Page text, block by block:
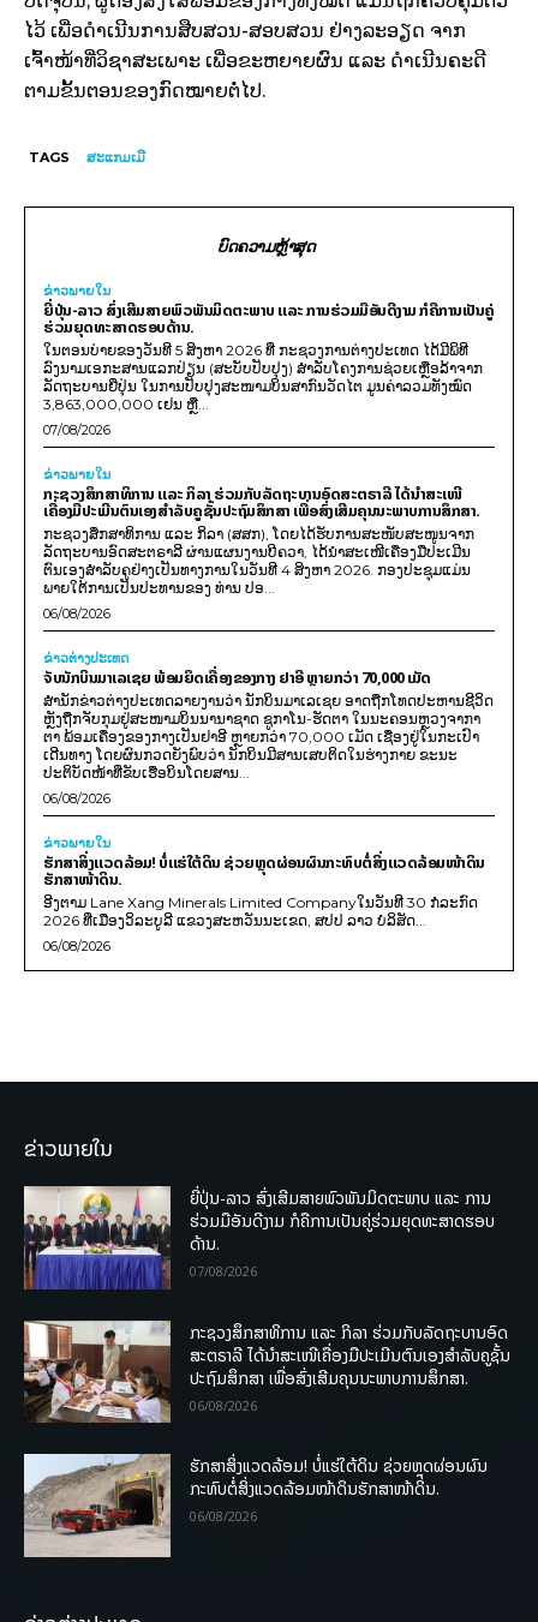
ໄວ້ ເພື່ອດຳເນີນການສືບສວນ-ສອບສວນ ຢ່າງລະອຽດ ຈາກ
ເຈົ້າໜ້າທີ່ວິຊາສະເພາະ ເພື່ອຂະຫຍາຍຜົນ ແລະ ດຳເນີນຄະດີ
ຕາມຂັ້ນຕອນຂອງກົດໝາຍຕໍ່ໄປ.
TAGS ສະແກມເມີ
ບົດຄວາມຫຼ້າສຸດ
ຂ່າວພາຍ​ໃນ
ຍີ່ປຸ່ນ-ລາວ ສົ່ງເສີມສາຍພົວພັນມິດຕະພາບ ແລະ ການຮ່ວມມືອັນດີງາມ ກໍຄືການເປັນຄູ່
ຮ່ວມຍຸດທະສາດຮອບດ້ານ.
ໃນຕອນບ່າຍຂອງວັນທີ 5 ສິງຫາ 2026 ທີ່ ກະຊວງການຕ່າງປະເທດ ໄດ້ມີພິທີ
ລົງນາມເອກະສານແລກປ່ຽນ (ສະບັບປັບປຸງ) ສໍາລັບໂຄງການຊ່ວຍເຫຼືອລ້າຈາກ
ລັດຖະບານຍີ່ປຸ່ນ ໃນການປັບປຸງສະໜາມບິນສາກົນວັດໄຕ ມູນຄ່າລວມທັງໝົດ
3,863,000,000 ເຢນ ຫຼື...
07/08/2026
ຂ່າວພາຍ​ໃນ
ກະຊວງສຶກສາທິການ ແລະ ກິລາ ຮ່ວມກັບລັດຖະບານອົດສະຕຣາລີ ໄດ້ນຳສະເໜີ
ເຄື່ອງມືປະເມີນຕົນເອງສຳລັບຄູຊັ້ນປະຖົມສຶກສາ ເພື່ອສົ່ງເສີມຄຸນນະພາບການສຶກສາ.
ກະຊວງສຶກສາທິການ ແລະ ກິລາ (ສສກ), ໂດຍໄດ້ຮັບການສະໜັບສະໜູນຈາກ
ລັດຖະບານອົດສະຕຣາລີ ຜ່ານແຜນງານບີຄວາ, ໄດ້ນຳສະເໜີເຄື່ອງມືປະເມີນ
ຕົນເອງສຳລັບຄູຢ່າງເປັນທາງການໃນວັນທີ 4 ສິງຫາ 2026. ກອງປະຊຸມແມ່ນ
ພາຍໃຕ້ການເປັນປະທານຂອງ ທ່ານ ປອ...
06/08/2026
ຂ່າວຕ່າງປະເທດ
ຈັບນັກບິນມາເລເຊຍ ພ້ອມຍຶດເຄື່ອງຂອງກາງ ຢາອີ ຫຼາຍກວ່າ 70,000 ເມັດ
ສຳນັກຂ່າວຕ່າງປະເທດລາຍງານວ່າ ນັກບິນມາເລເຊຍ ອາດຖືກໂທດປະຫານຊີວິດ
ຫຼັງຖືກຈັບກຸມຢູ່ສະໜາມບິນນານາຊາດ ຊູກາໂນ-ຮັດຕາ ໃນນະຄອນຫຼວງຈາກາ
ຕາ ພ້ອມເຄື່ອງຂອງກາງເປັນຢາອີ ຫຼາຍກວ່າ 70,000 ເມັດ ເຊື່ອງຢູ່ໃນກະເປົາ
ເດີນທາງ ໂດຍຜົນກວດຍັງພົບວ່າ ນັກບິນມີສານເສບຕິດໃນຮ່າງກາຍ ຂະນະ
ປະຕິບັດໜ້າທີ່ຂັບເຮືອບິນໂດຍສານ...
06/08/2026
ຂ່າວພາຍ​ໃນ
ຮັກສາສິ່ງແວດລ້ອມ! ບໍ່ແຮ່ໃຕ້ດິນ ຊ່ວຍຫຼຸດຜ່ອນຜົນກະທົບຕໍ່ສິ່ງແວດລ້ອມໜ້າດິນ
ຮັກສາໜ້າດິນ.
ອີງຕາມ Lane Xang Minerals Limited Companyໃນວັນທີ 30 ກໍລະກົດ
2026 ທີ່ເມືອງວິລະບູລີ ແຂວງສະຫວັນນະເຂດ, ສປປ ລາວ ບໍລິສັດ...
06/08/2026
ຂ່າວພາຍໃນ
ຍີ່ປຸ່ນ-ລາວ ສົ່ງເສີມສາຍພົວພັນມິດຕະພາບ ແລະ ການ
ຮ່ວມມືອັນດີງາມ ກໍຄືການເປັນຄູ່ຮ່ວມຍຸດທະສາດຮອບ
ດ້ານ.
07/08/2026
ກະຊວງສຶກສາທິການ ແລະ ກິລາ ຮ່ວມກັບລັດຖະບານອົດ
ສະຕຣາລີ ໄດ້ນຳສະເໜີເຄື່ອງມືປະເມີນຕົນເອງສຳລັບຄູຊັ້ນ
ປະຖົມສຶກສາ ເພື່ອສົ່ງເສີມຄຸນນະພາບການສຶກສາ.
06/08/2026
ຮັກສາສິ່ງແວດລ້ອມ! ບໍ່ແຮ່ໃຕ້ດິນ ຊ່ວຍຫຼຸດຜ່ອນຜົນ
ກະທົບຕໍ່ສິ່ງແວດລ້ອມໜ້າດິນຮັກສາໜ້າດິນ.
06/08/2026